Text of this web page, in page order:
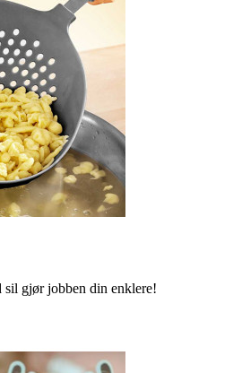
sil gjør jobben din enklere!